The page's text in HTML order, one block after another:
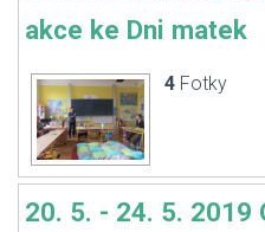
akce ke Dni matek
4 Fotky
20. 5. - 24. 5. 2019